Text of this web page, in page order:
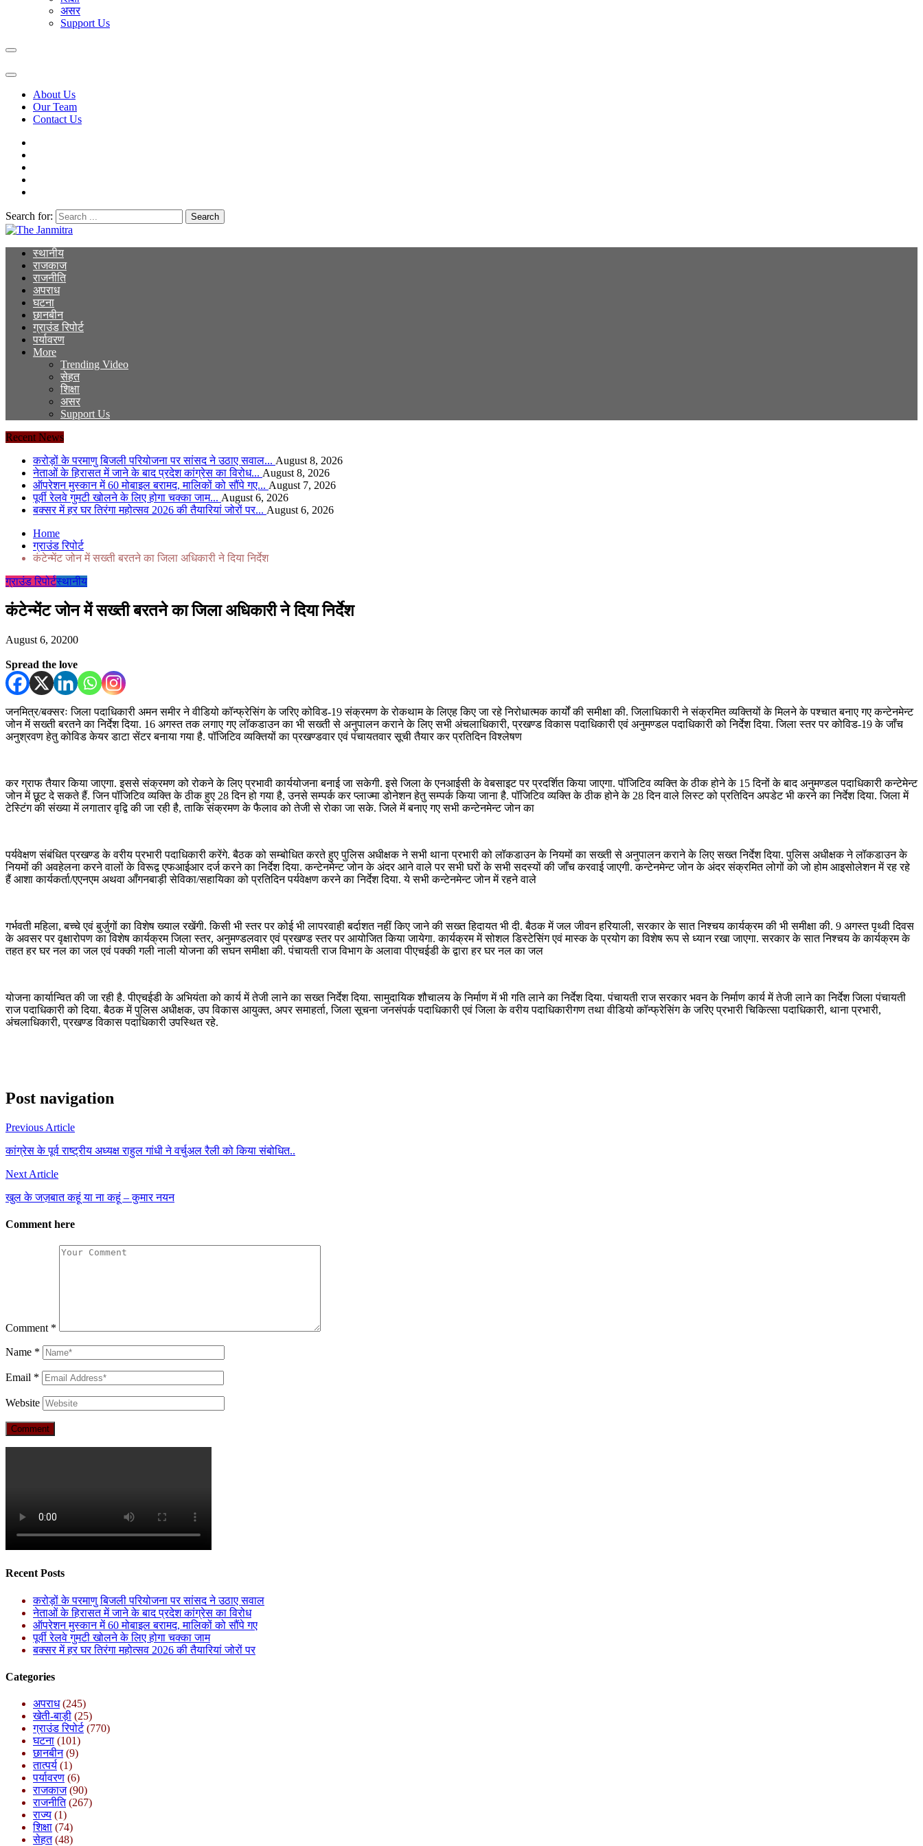
असर
Support Us
About Us
Our Team
Contact Us
Search for:
The Janmitra
The Janmitra
स्थानीय
राजकाज
राजनीति
अपराध
घटना
छानबीन
ग्राउंड रिपोर्ट
पर्यावरण
More
Trending Video
सेहत
शिक्षा
असर
Support Us
Recent News
करोड़ों के परमाणु बिजली परियोजना पर सांसद ने उठाए सवाल... August 8, 2026
नेताओं के हिरासत में जाने के बाद प्रदेश कांग्रेस का विरोध... August 8, 2026
ऑपरेशन मुस्कान में 60 मोबाइल बरामद, मालिकों को सौंपे गए... August 7, 2026
पूर्वी रेलवे गुमटी खोलने के लिए होगा चक्का जाम... August 6, 2026
बक्सर में हर घर तिरंगा महोत्सव 2026 की तैयारियां जोरों पर... August 6, 2026
Home
ग्राउंड रिपोर्ट
कंटेन्मेंट जोन में सख्ती बरतने का जिला अधिकारी ने दिया निर्देश
ग्राउंड रिपोर्टस्थानीय
कंटेन्मेंट जोन में सख्ती बरतने का जिला अधिकारी ने दिया निर्देश
August 6, 20200
Spread the love
जनमित्र/बक्सरः जिला पदाधिकारी अमन समीर ने वीडियो कॉन्फ्रेसिंग के जरिए कोविड-19 संक्रमण के रोकथाम के लिएह किए जा रहे निरोधात्मक कार्यों की समीक्षा की. जिलाधिकारी ने संक्रमित व्यक्तियों के मिलने के पश्चात बनाए गए कन्टेनमेन्ट
जोन में सख्ती बरतने का निर्देश दिया. 16 अगस्त तक लगाए गए लॉकडाउन का भी सख्ती से अनुपालन कराने के लिए सभी अंचलाधिकारी, प्रखण्ड विकास पदाधिकारी एवं अनुमण्डल पदाधिकारी को निर्देश दिया. जिला स्तर पर कोविड-19 के जाँच
अनुश्रवण हेतु कोविड केयर डाटा सेंटर बनाया गया है. पॉजिटिव व्यक्तियों का प्रखण्डवार एवं पंचायतवार सूची तैयार कर प्रतिदिन विश्लेषण
कर ग्राफ तैयार किया जाएगा. इससे संक्रमण को रोकने के लिए प्रभावी कार्ययोजना बनाई जा सकेगी. इसे जिला के एनआईसी के वेबसाइट पर प्रदर्शित किया जाएगा. पॉजिटिव व्यक्ति के ठीक होने के 15 दिनों के बाद अनुमण्डल पदाधिकारी कन्टेमेन्ट
जोन में छूट दे सकते हैं. जिन पॉजिटिव व्यक्ति के ठीक हुए 28 दिन हो गया है, उनसे सम्पर्क कर प्लाज्मा डोनेशन हेतु सम्पर्क किया जाना है. पॉजिटिव व्यक्ति के ठीक होने के 28 दिन वाले लिस्ट को प्रतिदिन अपडेट भी करने का निर्देश दिया. जिला में
टेस्टिंग की संख्या में लगातार वृद्वि की जा रही है, ताकि संक्रमण के फैलाव को तेजी से रोका जा सके. जिले में बनाए गए सभी कन्टेनमेन्ट जोन का
पर्यवेक्षण संबंधित प्रखण्ड के वरीय प्रभारी पदाधिकारी करेंगे. बैठक को सम्बोधित करते हुए पुलिस अधीक्षक ने सभी थाना प्रभारी को लॉकडाउन के नियमों का सख्ती से अनुपालन कराने के लिए सख्त निर्देश दिया. पुलिस अधीक्षक ने लॉकडाउन के
नियमों की अवहेलना करने वालों के विरूद्व एफआईआर दर्ज करने का निर्देश दिया. कन्टेनमेन्ट जोन के अंदर आने वाले पर सभी घरों के सभी सदस्यों की जाँच करवाई जाएगी. कन्टेनमेन्ट जोन के अंदर संक्रमित लोगों को जो होम आइसोलेशन में रह रहे
हैं आशा कार्यकर्ता/एएनएम अथवा आँगनबाड़ी सेविका/सहायिका को प्रतिदिन पर्यवेक्षण करने का निर्देश दिया. ये सभी कन्टेनमेन्ट जोन में रहने वाले
गर्भवती महिला, बच्चे एवं बुर्जुगों का विशेष ख्याल रखेंगी. किसी भी स्तर पर कोई भी लापरवाही बर्दाशत नहीं किए जाने की सख्त हिदायत भी दी. बैठक में जल जीवन हरियाली, सरकार के सात निश्चय कार्यक्रम की भी समीक्षा की. 9 अगस्त पृथ्वी दिवस
के अवसर पर वृक्षारोपण का विशेष कार्यक्रम जिला स्तर, अनुमण्डलवार एवं प्रखण्ड स्तर पर आयोजित किया जायेगा. कार्यक्रम में सोशल डिस्टेसिंग एवं मास्क के प्रयोग का विशेष रूप से ध्यान रखा जाएगा. सरकार के सात निश्चय के कार्यक्रम के
तहत हर घर नल का जल एवं पक्की गली नाली योजना की सघन समीक्षा की. पंचायती राज विभाग के अलावा पीएचईडी के द्वारा हर घर नल का जल
योजना कार्यान्वित की जा रही है. पीएचईडी के अभियंता को कार्य में तेजी लाने का सख्त निर्देश दिया. सामुदायिक शौचालय के निर्माण में भी गति लाने का निर्देश दिया. पंचायती राज सरकार भवन के निर्माण कार्य में तेजी लाने का निर्देश जिला पंचायती
राज पदाधिकारी को दिया. बैठक में पुलिस अधीक्षक, उप विकास आयुक्त, अपर समाहर्ता, जिला सूचना जनसंपर्क पदाधिकारी एवं जिला के वरीय पदाधिकारीगण तथा वीडियो कॉन्फ्रेसिंग के जरिए प्रभारी चिकित्सा पदाधिकारी, थाना प्रभारी,
अंचलाधिकारी, प्रखण्ड विकास पदाधिकारी उपस्थित रहे.
Post navigation
Previous Article
कांग्रेस के पूर्व राष्ट्रीय अध्यक्ष राहुल गांधी ने वर्चुअल रैली को किया संबोधित..
Next Article
खुल के जज़बात कहूं या ना कहूं – कुमार नयन
Comment here
Comment *
Name *
Email *
Website
Recent Posts
करोड़ों के परमाणु बिजली परियोजना पर सांसद ने उठाए सवाल
नेताओं के हिरासत में जाने के बाद प्रदेश कांग्रेस का विरोध
ऑपरेशन मुस्कान में 60 मोबाइल बरामद, मालिकों को सौंपे गए
पूर्वी रेलवे गुमटी खोलने के लिए होगा चक्का जाम
बक्सर में हर घर तिरंगा महोत्सव 2026 की तैयारियां जोरों पर
Categories
अपराध(245)
खेती-बाड़ी (25)
ग्राउंड रिपोर्ट(770)
घटना (101)
छानबीन(9)
तात्पर्य (1)
पर्यावरण (6)
राजकाज(90)
राजनीति(267)
राज्य (1)
शिक्षा (74)
सेहत(48)